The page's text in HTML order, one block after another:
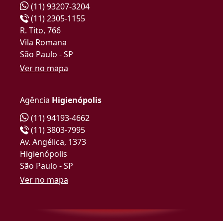
(11) 93207-3204
(11) 2305-1155
R. Tito, 766
Vila Romana
São Paulo - SP
Ver no mapa
Agência Higienópolis
(11) 94193-4662
(11) 3803-7995
Av. Angélica, 1373
Higienópolis
São Paulo - SP
Ver no mapa